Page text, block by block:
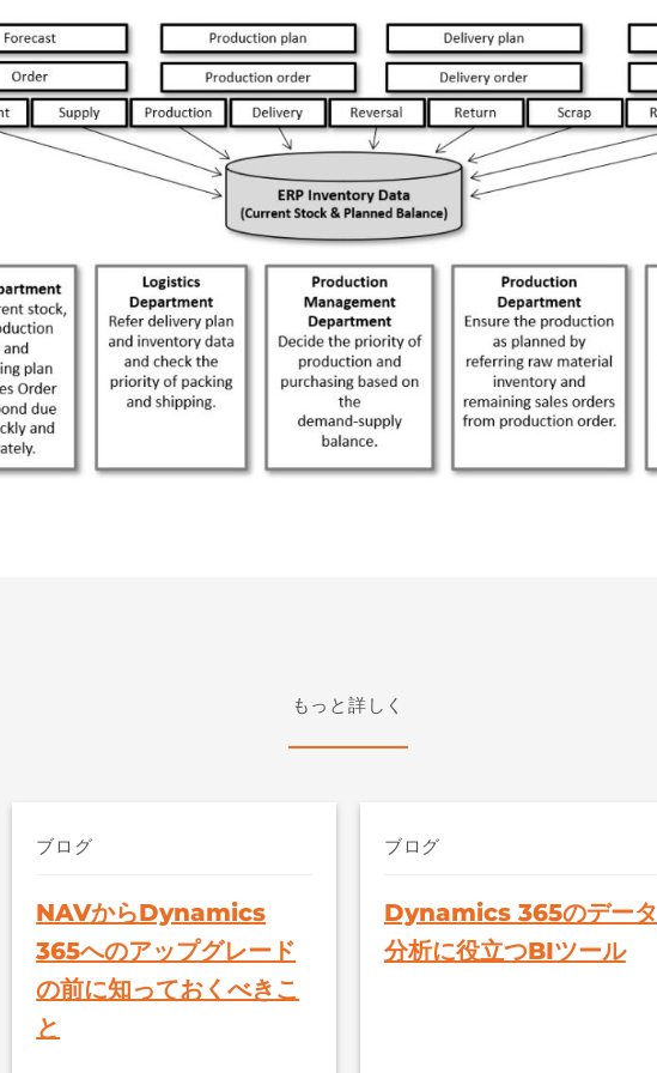
もっと詳しく
ブログ
NAVからDynamics
365へのアップグレード
の前に知っておくべきこ
と
ブログ
Dynamics 365のデータ
分析に役立つBIツール